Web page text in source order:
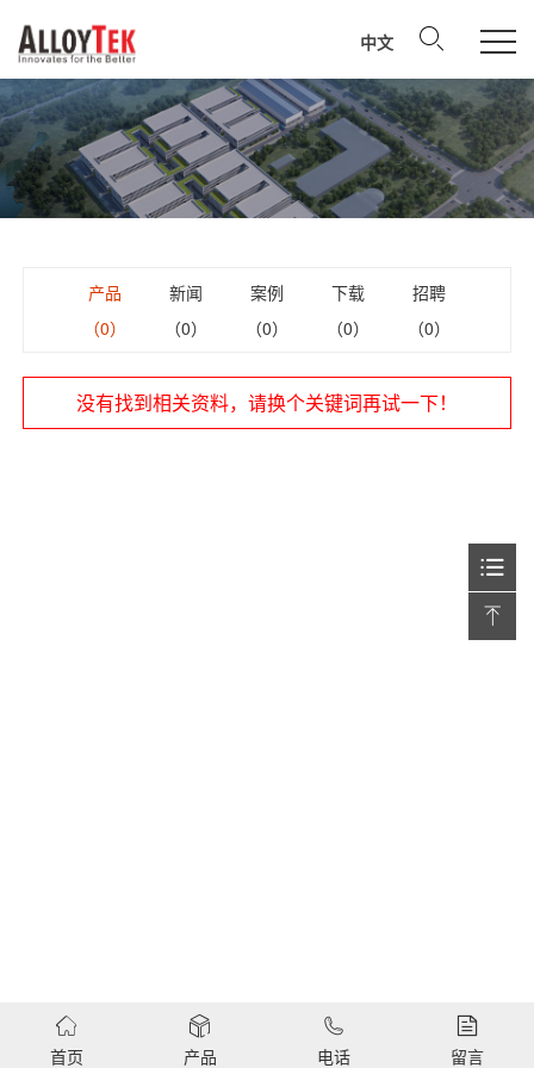
中文
产品
（0）
新闻
（0）
案例
（0）
下载
（0）
招聘
（0）
没有找到相关资料，请换个关键词再试一下！
首页 产品 电话 留言